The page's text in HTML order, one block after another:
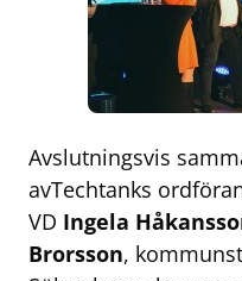
Avslutningsvis
avTechtanks
VD Ingela
Brorsson,